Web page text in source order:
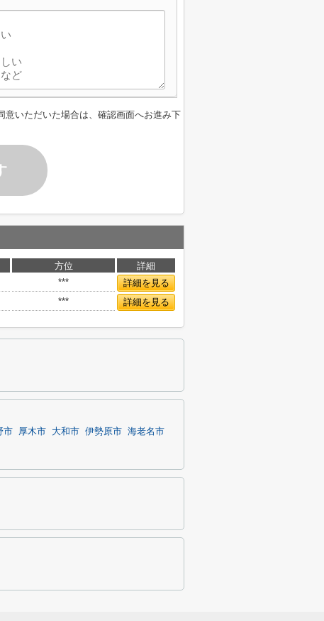
意いただいた場合は、確認画面へお進み下
方位
詳細
***
詳細を見る
*** 詳細を見る
市 厚木市 大和市 伊勢原市 海老名市